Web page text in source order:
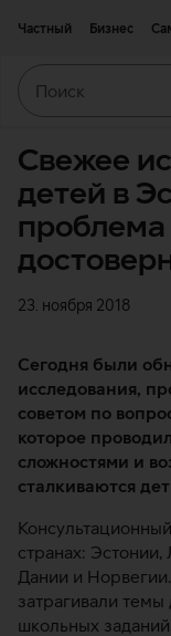
Частный
Бизнес
Свежее
детей в
проблема
23. ноября 2018
Сегодня были
исследования,
советом по
которое
сложностями и
сталкиваются
странах:
Дании и
затрагивали
школьных